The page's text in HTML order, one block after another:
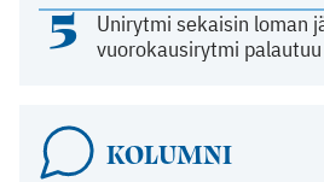
5
Unirytmi sekaisin loman
vuorokausirytmi palautuu
KOLUMNI